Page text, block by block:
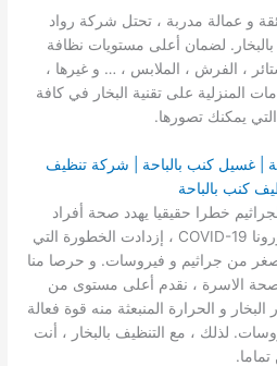
و عمالة مدربة ، تحتل شركة رواد
لضمان أعلى مستويات نظافة
، الفرش ، الملابس ، … و غيرها ،
المنزلية على تقنية البخار في كافة
يمكنك تصورها.
| غسيل كنب بالباحة | شركة تنظيف
كنب بالباحة
خطرا حقيقيا يهدد صحة أفراد
الأسرة. و مع ظهور فيروس كورونا COVID-19 ، إزدادت الخطورة التي
الصغر من جراثيم و فيروسات. و حرصا منا
الاسرة ، نقدم أعلى مستوى من
البخار و الحرارة المنبعثة منه قوة فعالة
لذلك ، مع التنظيف بالبخار ، أنت